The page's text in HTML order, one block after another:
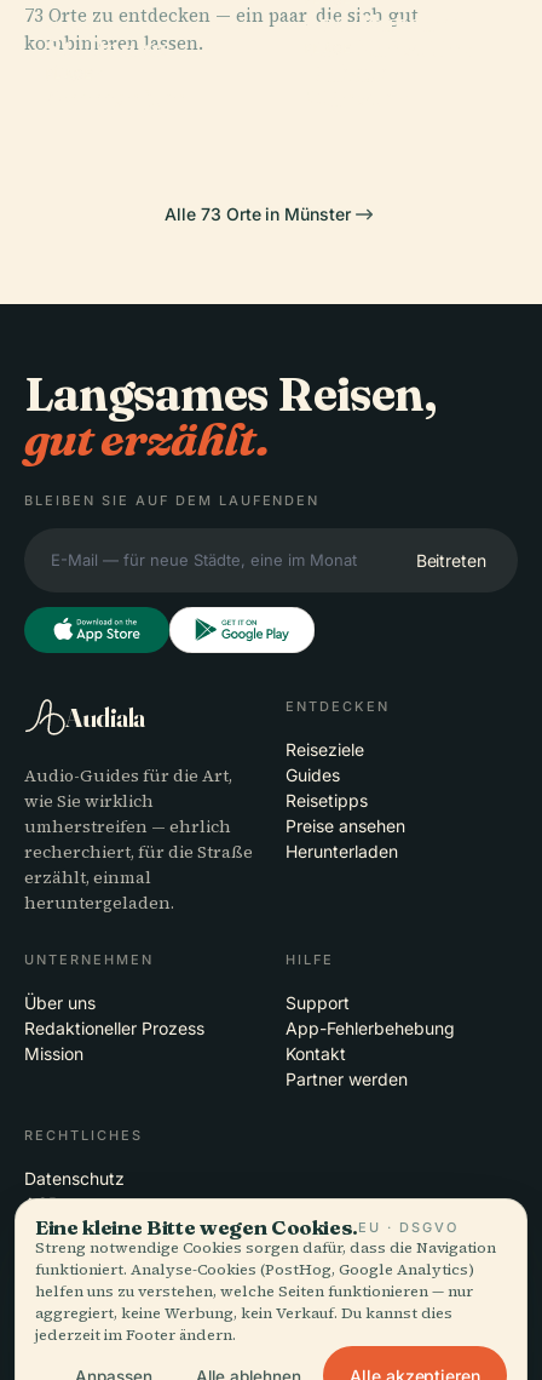
73 Orte zu entdecken — ein paar, die sich gut
kombinieren lassen.
PLACE
St.-Paulus-
Lwl-Museum
Alle 73 Orte in Münster
Langsames Reisen,
gut erzählt.
BLEIBEN SIE AUF DEM LAUFENDEN
Beitreten
Audiala
Audio-Guides für die Art,
wie Sie wirklich
umherstreifen — ehrlich
recherchiert, für die Straße
erzählt, einmal
heruntergeladen.
ENTDECKEN
Reiseziele
Guides
Reisetipps
Preise ansehen
Herunterladen
UNTERNEHMEN
Über uns
Redaktioneller Prozess
Mission
HILFE
Support
App-Fehlerbehebung
Kontakt
Partner werden
RECHTLICHES
Datenschutz
AGB
Cookie-Einstellungen
Konto löschen
© 2026 Audiala · Gemacht in Morges, Schweiz, unterwegs und in den
Eine kleine Bitte wegen Cookies.EU · DSGVO
Streng notwendige Cookies sorgen dafür, dass die Navigation
funktioniert. Analyse-Cookies (PostHog, Google Analytics)
helfen uns zu verstehen, welche Seiten funktionieren — nur
aggregiert, keine Werbung, kein Verkauf. Du kannst dies
jederzeit im Footer ändern.
Anpassen Alle ablehnen Alle akzeptieren